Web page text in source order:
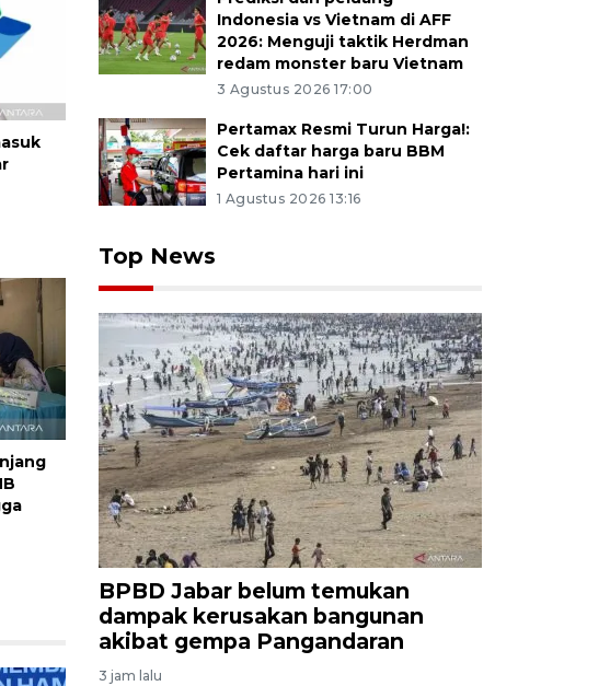
Indonesia vs Vietnam di AFF
2026: Menguji taktik Herdman
redam monster baru Vietnam
3 Agustus 2026 17:00
Pertamax Resmi Turun Harga!:
Cek daftar harga baru BBM
Pertamina hari ini
1 Agustus 2026 13:16
Top News
BPBD Jabar belum temukan
dampak kerusakan bangunan
akibat gempa Pangandaran
3 jam lalu